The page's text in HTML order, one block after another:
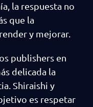
la respuesta no
que la
y mejorar.
publishers en
delicada la
Shiraishi y
es respetar